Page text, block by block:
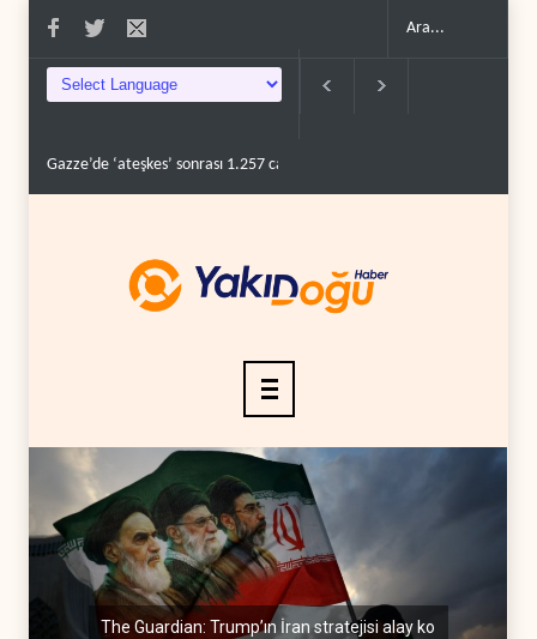
sonrası 1.257 can kaybı.. ABD’nin onlarca savaş uçağı da yetmedi:
The Guardian: Trump’ın İran stratejisi alay ko